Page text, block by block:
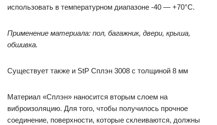
использовать в температурном диапазоне -40 — +70°С.
Применение материала: пол, багажник, двери, крыша,
обшивка.
Существует также и StP Сплэн 3008 с толщиной 8 мм
Материал «Сплэн» наносится вторым слоем на
виброизоляцию. Для того, чтобы получилось прочное
соединение, поверхности, которые склеиваются, должны